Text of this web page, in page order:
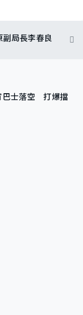
局長李春良
巴士落空 打爆擋